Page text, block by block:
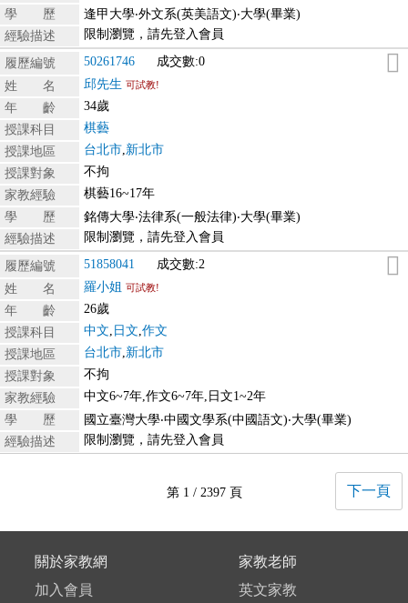
學 歷
逢甲大學‧外文系(英美語文)‧大學(畢業)
經驗描述
限制瀏覽，請先登入會員
履歷編號 50261746
成交數:0
姓 名
邱先生 可試教!
年 齡
34歲
授課科目
棋藝
授課地區
台北市 新北市
授課對象
不拘
家教經驗
棋藝16~17年
學 歷
銘傳大學‧法律系(一般法律)‧大學(畢業)
經驗描述
限制瀏覽，請先登入會員
履歷編號 51858041
成交數:2
姓 名
羅小姐 可試教!
年 齡
26歲
授課科目
中文 日文 作文
授課地區
台北市 新北市
授課對象
不拘
家教經驗
中文6~7年,作文6~7年,日文1~2年
學 歷
國立臺灣大學‧中國文學系(中國語文)‧大學(畢業)
經驗描述
限制瀏覽，請先登入會員
第 1 / 2397 頁 下一頁
關於家教網
加入會員
家教老師
英文家教